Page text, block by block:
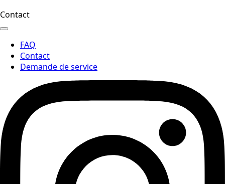
Contact
FAQ
Contact
Demande de service